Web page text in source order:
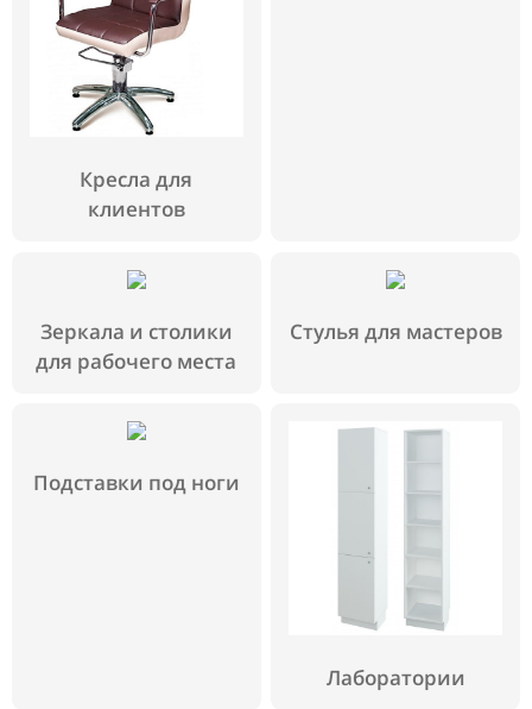
Кресла для
клиентов
Зеркала и столики
для рабочего места
Стулья для мастеров
Подставки под ноги
Лаборатории